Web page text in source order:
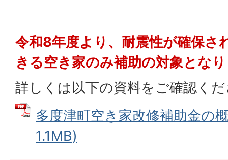
令和8年度より、耐震性が確保さ
きる空き家のみ補助の対象とな
詳しくは以下の資料をご確認く
多度津町空き家改修補助金の
1.1MB)